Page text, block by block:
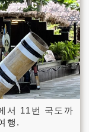
서 11번 국도까
행.